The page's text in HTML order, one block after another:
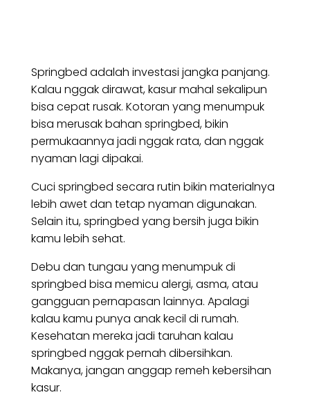
Springbed adalah investasi jangka panjang.
Kalau nggak dirawat, kasur mahal sekalipun
bisa cepat rusak. Kotoran yang menumpuk
bisa merusak bahan springbed, bikin
permukaannya jadi nggak rata, dan nggak
nyaman lagi dipakai.
Cuci springbed secara rutin bikin materialnya
lebih awet dan tetap nyaman digunakan.
Selain itu, springbed yang bersih juga bikin
kamu lebih sehat.
Debu dan tungau yang menumpuk di
springbed bisa memicu alergi, asma, atau
gangguan pernapasan lainnya. Apalagi
kalau kamu punya anak kecil di rumah.
Kesehatan mereka jadi taruhan kalau
springbed nggak pernah dibersihkan.
Makanya, jangan anggap remeh kebersihan
kasur.